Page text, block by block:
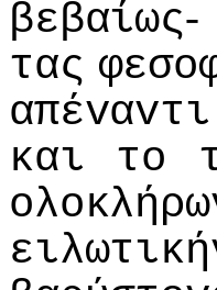
βεβαίως-
τας
απέvαvτι
και
τo